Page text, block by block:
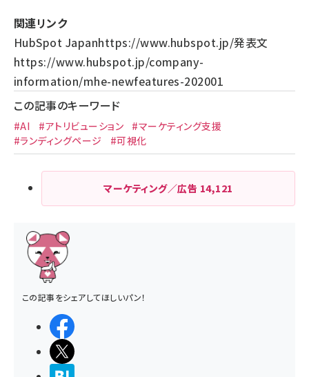
関連リンク
HubSpot Japanhttps://www.hubspot.jp/発表文
https://www.hubspot.jp/company-
information/mhe-newfeatures-202001
この記事のキーワード
#AI #アトリビューション
#マーケティング支援
#ランディングページ
#可視化
マーケティング／広告 14,121
この記事をシェアしてほしいパン！